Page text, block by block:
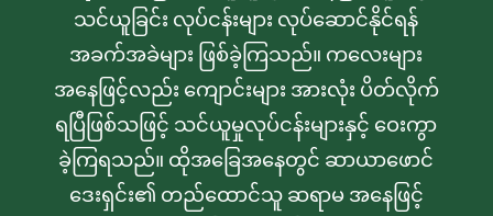
သင်ယူခြင်း လုပ်ငန်းများ လုပ်ဆောင်နိုင်ရန်
အခက်အခဲများ ဖြစ်ခဲ့ကြသည်။ ကလေးများ
အနေဖြင့်လည်း ကျောင်းများ အားလုံး ပိတ်လိုက်
ရပြီဖြစ်သဖြင့် သင်ယူမှုလုပ်ငန်းများနှင့် ဝေးကွာ
ခဲ့ကြရသည်။ ထိုအခြေအနေတွင် ဆာယာဖောင်
ဒေးရှင်း၏ တည်ထောင်သူ ဆရာမ အနေဖြင့်